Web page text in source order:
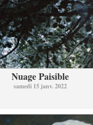
Nuage Paisible
samedi 15 janv. 2022